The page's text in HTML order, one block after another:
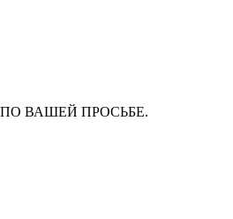
ПО ВАШЕЙ ПРОСЬБЕ.